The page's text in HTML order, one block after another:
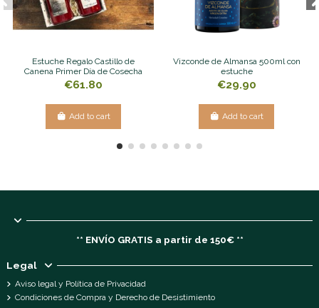
Estuche Regalo Castillo de
Canena Primer Día de Cosecha
€61.80
Add to cart
Vizconde de Almansa 500ml con
estuche
€29.90
Add to cart
** ENVÍO GRATIS a partir de 150€ **
Legal
Aviso legal y Política de Privacidad
Condiciones de Compra y Derecho de Desistimiento